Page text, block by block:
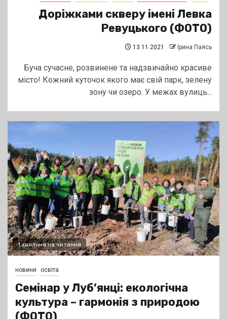
Доріжками скверу імені Левка
Ревуцького (ФОТО)
13.11.2021 Ірина Паясь
Буча сучасне, розвинене та надзвичайно красиве
місто! Кожний куточок якого має свій парк, зелену
зону чи озеро. У межах вулиць...
1 хвилина на читання
новини освіта
Семінар у Луб’янці: екологічна
культура – гармонія з природою